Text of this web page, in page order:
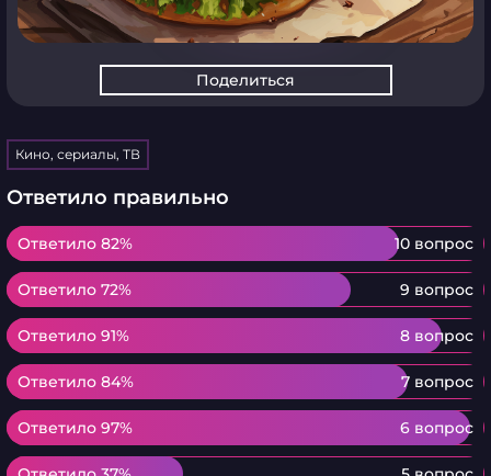
Поделиться
Кино, сериалы, ТВ
Ответило правильно
Ответило 82% 10 вопрос
Ответило 82%
Ответило 72% 9 вопрос
Ответило 72%
Ответило 91% 8 вопрос
Ответило 91%
Ответило 84% 7 вопрос
Ответило 84%
Ответило 97% 6 вопрос
Ответило 97%